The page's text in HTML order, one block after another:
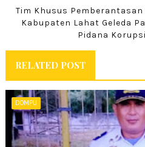
Tim Khusus
Kabupaten Lahat Geleda
Pidana
RELATED POST
DOMPU